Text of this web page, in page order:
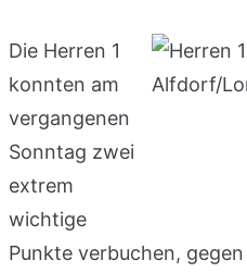
Die Herren 1
konnten am
vergangenen
Sonntag zwei
extrem
wichtige
Punkte verbuchen,